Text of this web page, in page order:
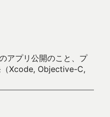
アプリ公開のこと、プ
（Xcode, Objective-C,